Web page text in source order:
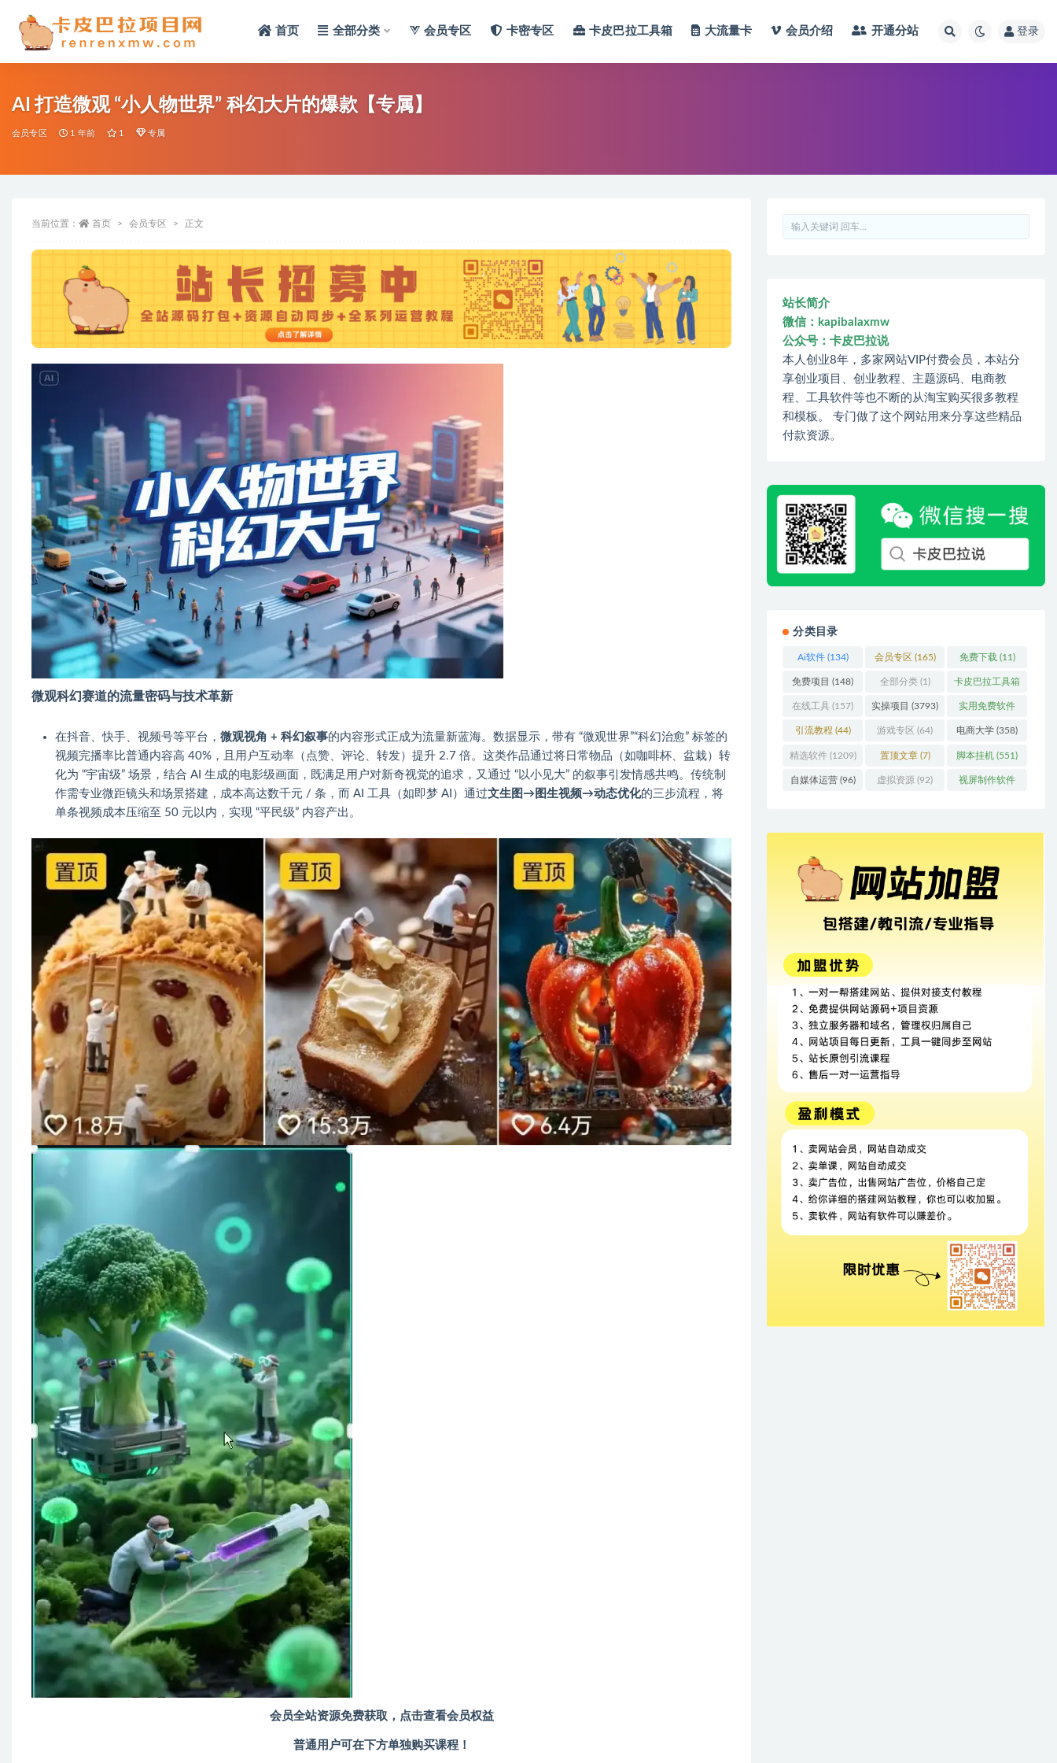
首页 全部分类 会员专区 卡密专区 卡皮巴拉工具箱 大流量卡 会员介绍 开通分站 登录
AI 打造微观 “小人物世界” 科幻大片的爆款【专属】
会员专区 1 年前 1 专属
当前位置： 首页 会员专区 正文
微观科幻赛道的流量密码与技术革新
在抖音、快手、视频号等平台， 微观视角 + 科幻叙事的内容形式正成为流量新蓝海。数据显示，带有 “微观世界”“科幻治愈” 标签的
视频完播率比普通内容高 40%，且用户互动率（点赞、评论、转发）提升 2.7 倍。这类作品通过将日常物品（如咖啡杯、盆栽）转
化为 “宇宙级” 场景，结合 AI 生成的电影级画面，既满足用户对新奇视觉的追求，又通过 “以小见大” 的叙事引发情感共鸣。传统制
作需专业微距镜头和场景搭建，成本高达数千元 / 条，而 AI 工具（如即梦 AI）通过文生图→图生视频→动态优化的三步流程，将
单条视频成本压缩至 50 元以内，实现 “平民级” 内容产出。
会员全站资源免费获取，点击查看会员权益
普通用户可在下方单独购买课程！
站长简介
微信：kapibalaxmw
公众号：卡皮巴拉说
本人创业8年，多家网站VIP付费会员，本站分
享创业项目、创业教程、主题源码、电商教
程、工具软件等也不断的从淘宝购买很多教程
和模板。 专门做了这个网站用来分享这些精品
付款资源。
分类目录
Ai软件(134) 会员专区 (165) 免费下载 (11)
免费项目 (148) 全部分类(1) 卡皮巴拉工具箱
(3)
在线工具 (157) 实操项目 (3793) 实用免费软件
(415)
引流教程 (44) 游戏专区 (64) 电商大学 (358)
精选软件(1209) 置顶文章(7) 脚本挂机 (551)
自媒体运营(96) 虚拟资源 (92) 视屏制作软件